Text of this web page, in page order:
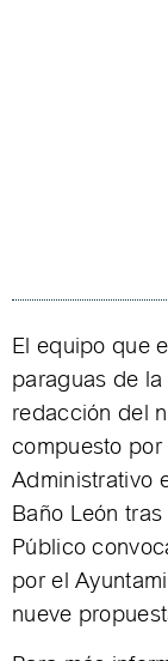
El equipo que
paraguas de
redacción del
compuesto
Administrativo
Baño León
Público
por el
nueve